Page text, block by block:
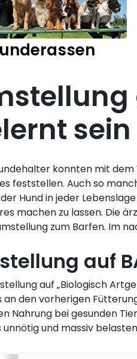
sein
konnten mit
feststellen. Auch so
Hund in jeder
machen zu lassen. Die
zum Barfen. Im
auf
auf „Biologisch
an den vorherigen
Nahrung bei gesunden
unnötig und massiv